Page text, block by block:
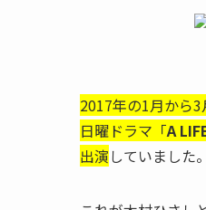
2017年の1月から
日曜ドラマ「A
出演していました。